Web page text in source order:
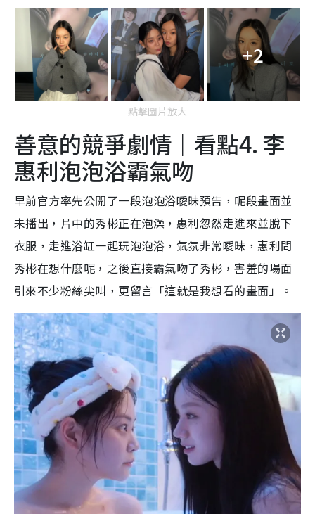
+2
點擊圖片放大
善意的競爭劇情｜看點4. 李
惠利泡泡浴霸氣吻
早前官方率先公開了一段泡泡浴曖昧預告，呢段畫面並
未播出，片中的秀彬正在泡澡，惠利忽然走進來並脫下
衣服，走進浴缸一起玩泡泡浴，氣氛非常曖昧，惠利問
秀彬在想什麼呢，之後直接霸氣吻了秀彬，害羞的場面
引來不少粉絲尖叫，更留言「這就是我想看的畫面」。